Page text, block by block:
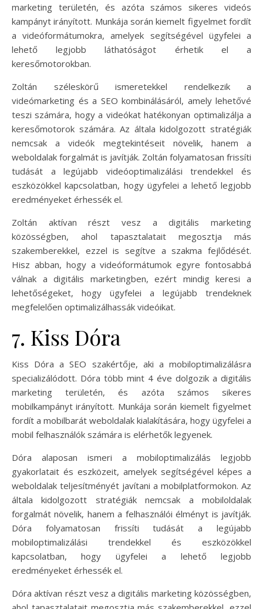
marketing területén, és azóta számos sikeres videós
kampányt irányított. Munkája során kiemelt figyelmet fordít
a videóformátumokra, amelyek segítségével ügyfelei a
lehető legjobb láthatóságot érhetik el a
keresőmotorokban.
Zoltán széleskörű ismeretekkel rendelkezik a
videómarketing és a SEO kombinálásáról, amely lehetővé
teszi számára, hogy a videókat hatékonyan optimalizálja a
keresőmotorok számára. Az általa kidolgozott stratégiák
nemcsak a videók megtekintéseit növelik, hanem a
weboldalak forgalmát is javítják. Zoltán folyamatosan frissíti
tudását a legújabb videóoptimalizálási trendekkel és
eszközökkel kapcsolatban, hogy ügyfelei a lehető legjobb
eredményeket érhessék el.
Zoltán aktívan részt vesz a digitális marketing
közösségben, ahol tapasztalatait megosztja más
szakemberekkel, ezzel is segítve a szakma fejlődését.
Hisz abban, hogy a videóformátumok egyre fontosabbá
válnak a digitális marketingben, ezért mindig keresi a
lehetőségeket, hogy ügyfelei a legújabb trendeknek
megfelelően optimalizálhassák videóikat.
7. Kiss Dóra
Kiss Dóra a SEO szakértője, aki a mobiloptimalizálásra
specializálódott. Dóra több mint 4 éve dolgozik a digitális
marketing területén, és azóta számos sikeres
mobilkampányt irányított. Munkája során kiemelt figyelmet
fordít a mobilbarát weboldalak kialakítására, hogy ügyfelei a
mobil felhasználók számára is elérhetők legyenek.
Dóra alaposan ismeri a mobiloptimalizálás legjobb
gyakorlatait és eszközeit, amelyek segítségével képes a
weboldalak teljesítményét javítani a mobilplatformokon. Az
általa kidolgozott stratégiák nemcsak a mobiloldalak
forgalmát növelik, hanem a felhasználói élményt is javítják.
Dóra folyamatosan frissíti tudását a legújabb
mobiloptimalizálási trendekkel és eszközökkel
kapcsolatban, hogy ügyfelei a lehető legjobb
eredményeket érhessék el.
Dóra aktívan részt vesz a digitális marketing közösségben,